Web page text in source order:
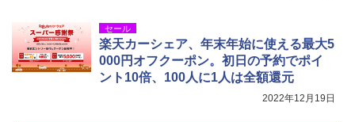
セール
楽天カーシェア、年末年始に使える最大5
000円オフクーポン。初日の予約でポイ
ント10倍、100人に1人は全額還元
2022年12月19日